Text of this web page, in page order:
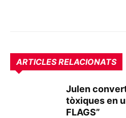
ARTICLES RELACIONATS
Julen
tòxiques en
FLAGS”